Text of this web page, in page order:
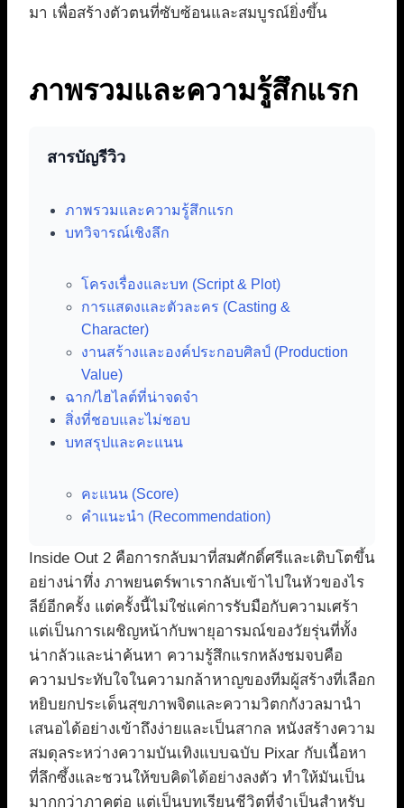
มา เพื่อสร้างตัวตนที่ซับซ้อนและสมบูรณ์ยิ่งขึ้น
ภาพรวมและความรู้สึกแรก
สารบัญรีวิว
ภาพรวมและความรู้สึกแรก
บทวิจารณ์เชิงลึก
โครงเรื่องและบท (Script & Plot)
การแสดงและตัวละคร (Casting &
Character)
งานสร้างและองค์ประกอบศิลป์ (Production
Value)
ฉาก/ไฮไลต์ที่น่าจดจำ
สิ่งที่ชอบและไม่ชอบ
บทสรุปและคะแนน
คะแนน (Score)
คำแนะนำ (Recommendation)
Inside Out 2 คือการกลับมาที่สมศักดิ์ศรีและเติบโตขึ้น
อย่างน่าทึ่ง ภาพยนตร์พาเรากลับเข้าไปในหัวของไร
ลีย์อีกครั้ง แต่ครั้งนี้ไม่ใช่แค่การรับมือกับความเศร้า
แต่เป็นการเผชิญหน้ากับพายุอารมณ์ของวัยรุ่นที่ทั้ง
น่ากลัวและน่าค้นหา ความรู้สึกแรกหลังชมจบคือ
ความประทับใจในความกล้าหาญของทีมผู้สร้างที่เลือก
หยิบยกประเด็นสุขภาพจิตและความวิตกกังวลมานำ
เสนอได้อย่างเข้าถึงง่ายและเป็นสากล หนังสร้างความ
สมดุลระหว่างความบันเทิงแบบฉบับ Pixar กับเนื้อหา
ที่ลึกซึ้งและชวนให้ขบคิดได้อย่างลงตัว ทำให้มันเป็น
มากกว่าภาคต่อ แต่เป็นบทเรียนชีวิตที่จำเป็นสำหรับ